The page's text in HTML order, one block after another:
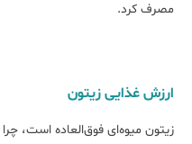
مصرف کرد.
ارزش غذایی زیتون
زیتون میوه‌ای فوق‌العاده است،